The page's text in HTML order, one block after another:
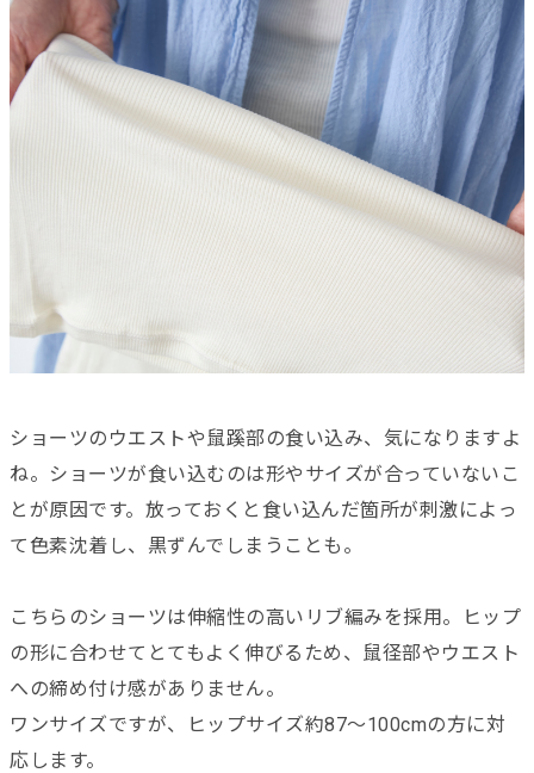
ショーツのウエストや鼠蹊部の食い込み、気になりますよ
ね。ショーツが食い込むのは形やサイズが合っていないこ
とが原因です。放っておくと食い込んだ箇所が刺激によっ
て色素沈着し、黒ずんでしまうことも。
こちらのショーツは伸縮性の高いリブ編みを採用。ヒップ
の形に合わせてとてもよく伸びるため、鼠径部やウエスト
への締め付け感がありません。
ワンサイズですが、ヒップサイズ約87～100cmの方に対
応します。